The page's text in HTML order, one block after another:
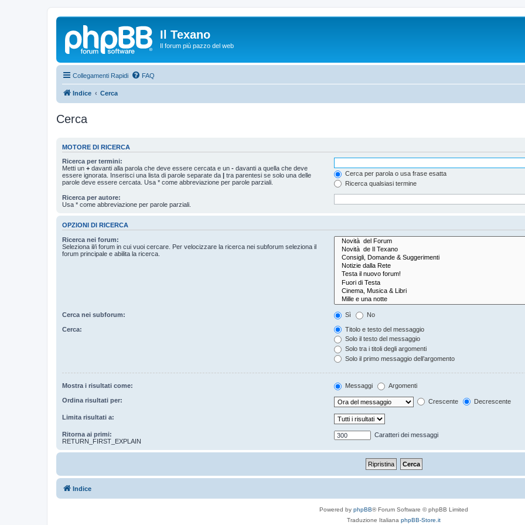
Il Texano
Il forum più pazzo del web
Collegamenti Rapidi FAQ
Indice Cerca
Cerca
MOTORE DI RICERCA
Ricerca per termini:
Metti un + davanti alla parola che deve essere cercata e un - davanti a quella che deve
essere ignorata. Inserisci una lista di parole separate da | tra parentesi se solo una delle
parole deve essere cercata. Usa * come abbreviazione per parole parziali.
Cerca per parola o usa frase esatta
Ricerca qualsiasi termine
Ricerca per autore:
Usa * come abbreviazione per parole parziali.
OPZIONI DI RICERCA
Ricerca nei forum:
Seleziona il/i forum in cui vuoi cercare. Per velocizzare la ricerca nei subforum seleziona il
forum principale e abilita la ricerca.
Cerca nei subforum: Sì No
Cerca:
Titolo e testo del messaggio
Solo il testo del messaggio
Solo tra i titoli degli argomenti
Solo il primo messaggio dell’argomento
Mostra i risultati come: Messaggi Argomenti
Ordina risultati per: Crescente Decrescente
Limita risultati a:
Ritorna ai primi:
RETURN_FIRST_EXPLAIN
Caratteri dei messaggi
Indice
Powered by phpBB® Forum Software © phpBB Limited
Traduzione Italiana phpBB-Store.it